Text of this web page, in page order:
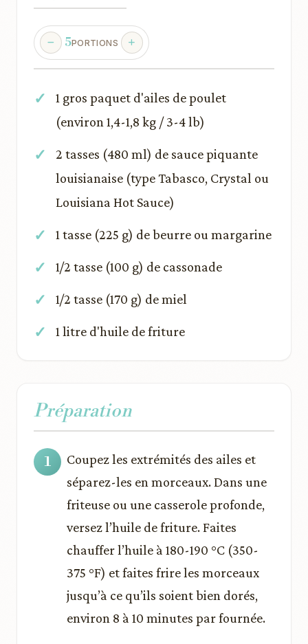
5PORTIONS
1 gros paquet d'ailes de poulet
(environ 1,4-1,8 kg / 3-4 lb)
2 tasses (480 ml) de sauce piquante
louisianaise (type Tabasco, Crystal ou
Louisiana Hot Sauce)
1 tasse (225 g) de beurre ou margarine
1/2 tasse (100 g) de cassonade
1/2 tasse (170 g) de miel
1 litre d'huile de friture
Préparation
Coupez les extrémités des ailes et
séparez-les en morceaux. Dans une
friteuse ou une casserole profonde,
versez l’huile de friture. Faites
chauffer l’huile à 180-190 °C (350-
375 °F) et faites frire les morceaux
jusqu’à ce qu’ils soient bien dorés,
environ 8 à 10 minutes par fournée.